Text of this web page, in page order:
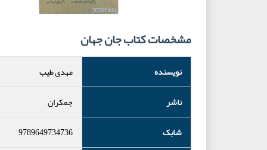
مشخصات کتاب جان جهان
نویسنده
مهدی طیب
ناشر
جمکران
شابک
9789649734736